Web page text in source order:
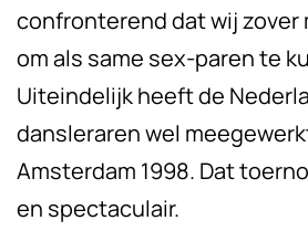
confronterend dat wij zover
om als same sex-paren te
Uiteindelijk heeft de
dansleraren wel
Amsterdam 1998. Dat
en spectaculair.